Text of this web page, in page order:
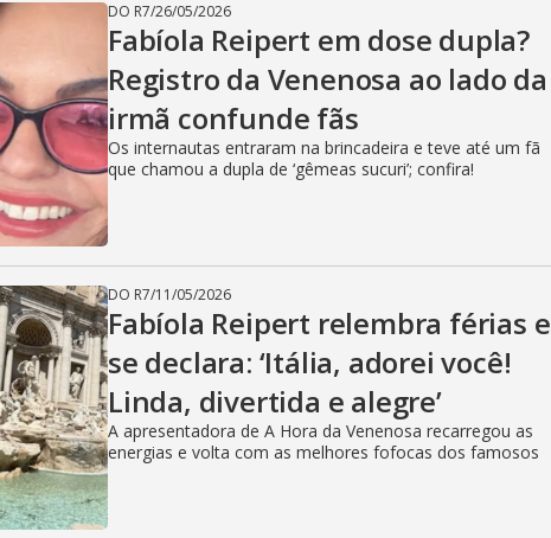
DO R7/26/05/2026
Fabíola Reipert em dose dupla?
Registro da Venenosa ao lado da
irmã confunde fãs
Os internautas entraram na brincadeira e teve até um fã
que chamou a dupla de ‘gêmeas sucuri’; confira!
DO R7/11/05/2026
Fabíola Reipert relembra férias e
se declara: ‘Itália, adorei você!
Linda, divertida e alegre’
A apresentadora de A Hora da Venenosa recarregou as
energias e volta com as melhores fofocas dos famosos